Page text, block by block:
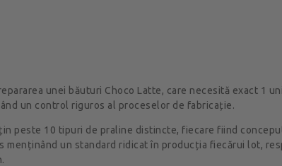
unei băuturi Choco Latte, care necesită exact 1
un control riguros al proceselor de fabricație.
peste 10 tipuri de praline distincte, fiecare fiind
un standard ridicat în producția fiecărui lot,